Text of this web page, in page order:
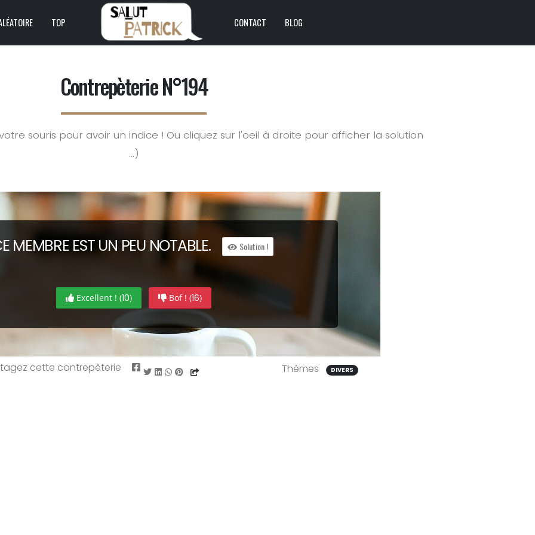
TOP CONTACT BLOG
Contrepèterie N°194
souris pour avoir un indice ! Ou cliquez sur l'oeil à droite pour afficher la solution
...)
MEMBRE EST UN PEU NOTABLE. Solution !
Excellent ! (10) Bof ! (16)
Thèmes DIVERS
cette contrepèterie